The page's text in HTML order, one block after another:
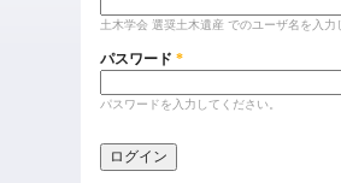
土木学会 選奨土木遺産 でのユーザ名を入力
パスワード *
パスワードを入力してください。